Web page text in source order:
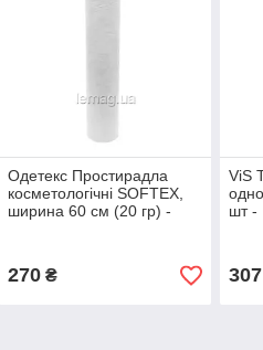
Одетекс Простирадла
косметологічні SOFTEX,
ширина 60 см (20 гр) -
270₴
ViS
шт -
307